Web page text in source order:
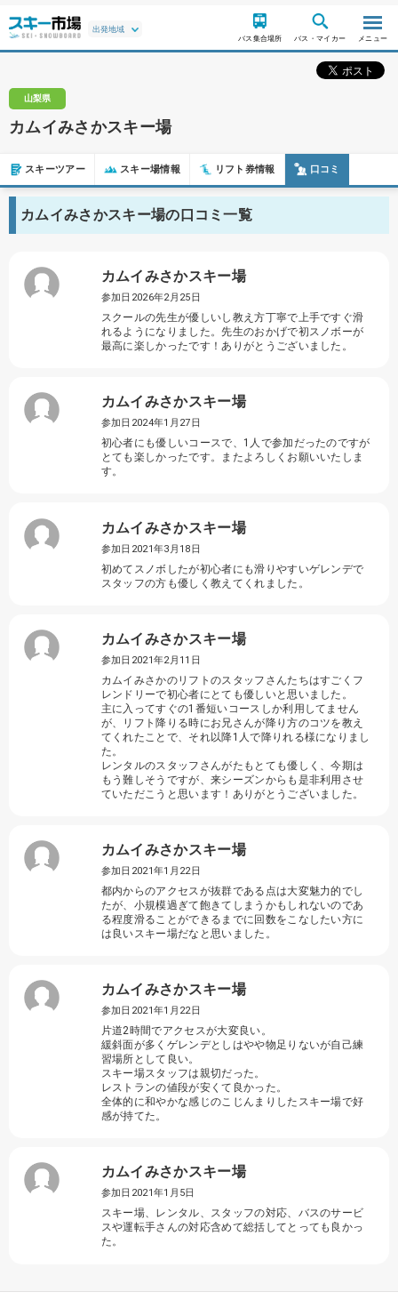
バス集合場所 バス・マイカー メニュー
山梨県
カムイみさかスキー場
スキーツアー スキー場情報 リフト券情報 口コミ
カムイみさかスキー場の口コミ一覧
カムイみさかスキー場
参加日2026年2月25日
スクールの先生が優しいし教え方丁寧で上手ですぐ滑
れるようになりました。先生のおかげで初スノボーが
最高に楽しかったです！ありがとうございました。
カムイみさかスキー場
参加日2024年1月27日
初心者にも優しいコースで、1人で参加だったのですが
とても楽しかったです。またよろしくお願いいたしま
す。
カムイみさかスキー場
参加日2021年3月18日
初めてスノボしたが初心者にも滑りやすいゲレンデで
スタッフの方も優しく教えてくれました。
カムイみさかスキー場
参加日2021年2月11日
カムイみさかのリフトのスタッフさんたちはすごくフ
レンドリーで初心者にとても優しいと思いました。
主に入ってすぐの1番短いコースしか利用してません
が、リフト降りる時にお兄さんが降り方のコツを教え
てくれたことで、それ以降1人で降りれる様になりまし
た。
レンタルのスタッフさんがたもとても優しく、今期は
もう難しそうですが、来シーズンからも是非利用させ
ていただこうと思います！ありがとうございました。
カムイみさかスキー場
参加日2021年1月22日
都内からのアクセスが抜群である点は大変魅力的でし
たが、小規模過ぎて飽きてしまうかもしれないのであ
る程度滑ることができるまでに回数をこなしたい方に
は良いスキー場だなと思いました。
カムイみさかスキー場
参加日2021年1月22日
片道2時間でアクセスが大変良い。
緩斜面が多くゲレンデとしはやや物足りないが自己練
習場所として良い。
スキー場スタッフは親切だった。
レストランの値段が安くて良かった。
全体的に和やかな感じのこじんまりしたスキー場で好
感が持てた。
カムイみさかスキー場
参加日2021年1月5日
スキー場、レンタル、スタッフの対応、バスのサービ
スや運転手さんの対応含めて総括してとっても良かっ
た。